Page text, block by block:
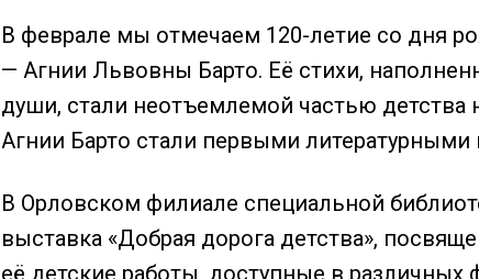
В феврале мы отмечаем 120-летие со дня
— Агнии Львовны Барто. Её стихи,
души, стали неотъемлемой частью
Агнии Барто стали первыми
В Орловском филиале специальной
выставка «Добрая дорога детства»,
её детские работы, доступные в различных